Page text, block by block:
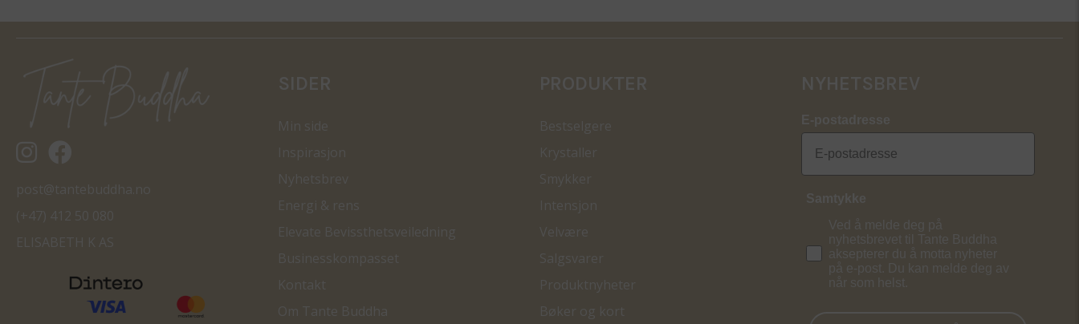
Tantebuddha.no instagram
Tantebuddha.no facebook
post@tantebuddha.no
(+47) 412 50 080
ELISABETH K AS
SIDER
Min side
Inspirasjon
Nyhetsbrev
Energi & rens
Elevate Bevissthetsveiledning
Businesskompasset
Kontakt
Om Tante Buddha
PRODUKTER
Bestselgere
Krystaller
Smykker
Intensjon
Velvære
Salgsvarer
Produktnyheter
Bøker og kort
NYHETSBREV
E-postadresse
Samtykke
Ved å melde deg på
nyhetsbrevet til Tante Buddha
aksepterer du å motta nyheter
på e-post. Du kan melde deg av
når som helst.